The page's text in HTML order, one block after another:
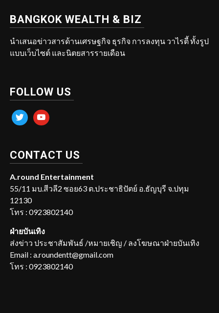
BANGKOK WEALTH & BIZ
นำเสนอข่าวสารด้านเศรษฐกิจ ธุรกิจ การลงทุน วาไรตี้ ทั้งรูป
แบบเว็บไซต์ และนิตยสารรายเดือน
FOLLOW US
twitter youtube
CONTACT US
A.round Entertainment
55/11 มบ.สีวลี2 ซอย63 ต.ประชาธิปัตย์ อ.ธัญบุรี จ.ปทุม
12130
โทร : 0923802140
ฝ่ายบันเทิง
ส่งข่าว ประชาสัมพันธ์ /หมายเชิญ / ลงโฆษณาฝ่ายบันเทิง
Email : a.roundentt@gmail.com
โทร : 0923802140